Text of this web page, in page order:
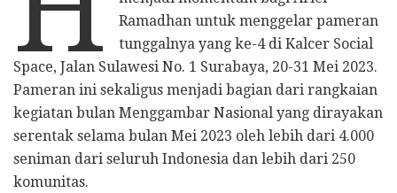
Ramadhan untuk menggelar pameran
tunggalnya yang ke-4 di Kalcer Social
Space, Jalan Sulawesi No. 1 Surabaya, 20-31 Mei 2023.
Pameran ini sekaligus menjadi bagian dari rangkaian
kegiatan bulan Menggambar Nasional yang dirayakan
serentak selama bulan Mei 2023 oleh lebih dari 4.000
seniman dari seluruh Indonesia dan lebih dari 250
komunitas.